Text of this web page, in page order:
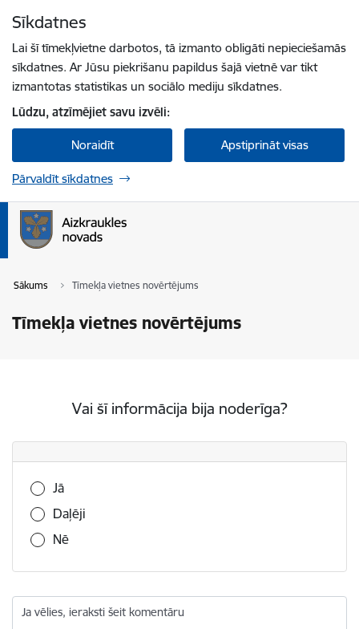
Sīkdatnes
Lai šī tīmekļvietne darbotos, tā izmanto obligāti nepieciešamās
sīkdatnes. Ar Jūsu piekrišanu papildus šajā vietnē var tikt
izmantotas statistikas un sociālo mediju sīkdatnes.
Lūdzu, atzīmējiet savu izvēli:
Noraidīt Apstiprināt visas
Pārvaldīt sīkdatnes
Sākums Tīmekļa vietnes novērtējums
Tīmekļa vietnes novērtējums
Vai šī informācija bija noderīga?
Vai šī informācija bija noderīga?
Jā
Daļēji
Nē
Ja vēlies, ieraksti šeit komentāru